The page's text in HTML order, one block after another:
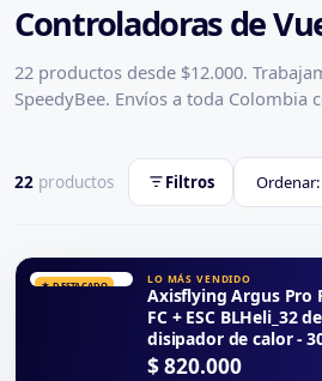
Controladoras de
22 productos desde $12.000.
SpeedyBee. Envíos a toda Colombia
22 productos Filtros
★ DESTACADO LO MÁS VENDIDO
Axisflying Argus Pro
FC + ESC BLHeli_32
disipador de calor -
$820.000